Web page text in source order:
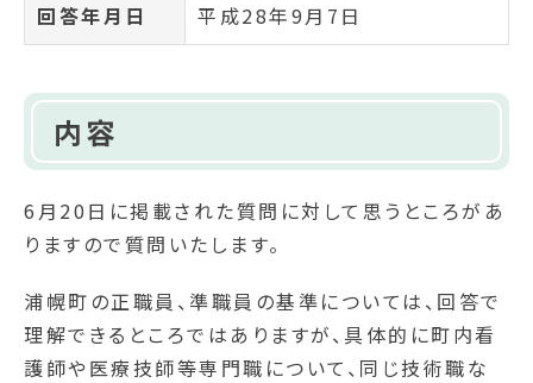
回答年月日 平成28年9月7日
内容
6月20日に掲載された質問に対して思うところがあ
りますので質問いたします。
浦幌町の正職員、準職員の基準については、回答で
理解できるところではありますが、具体的に町内看
護師や医療技師等専門職について、同じ技術職な